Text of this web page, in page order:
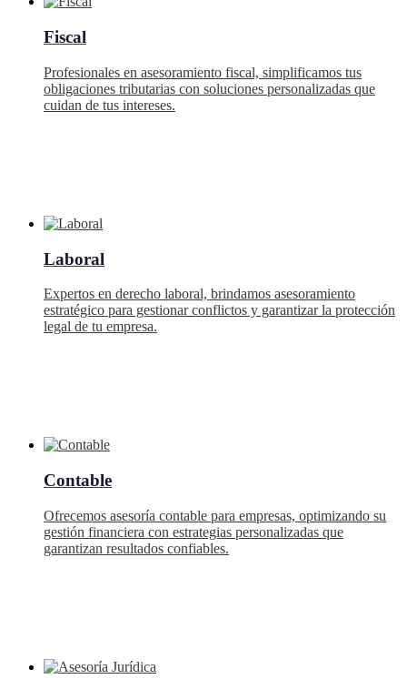
Fiscal
Profesionales en asesoramiento fiscal, simplificamos tus
obligaciones tributarias con soluciones personalizadas que
cuidan de tus intereses.
Laboral
Expertos en derecho laboral, brindamos asesoramiento
estratégico para gestionar conflictos y garantizar la protección
legal de tu empresa.
Contable
Ofrecemos asesoría contable para empresas, optimizando su
gestión financiera con estrategias personalizadas que
garantizan resultados confiables.